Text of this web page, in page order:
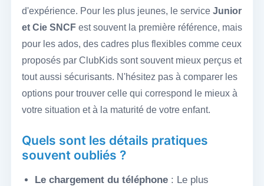
d'expérience. Pour les plus jeunes, le service Junior
et Cie SNCFest souvent la première référence, mais
pour les ados, des cadres plus flexibles comme ceux
proposés par ClubKids sont souvent mieux perçus et
tout aussi sécurisants. N'hésitez pas à comparer les
options pour trouver celle qui correspond le mieux à
votre situation et à la maturité de votre enfant.
Quels sont les détails pratiques
souvent oubliés ?
Le chargement du téléphone: Le plus